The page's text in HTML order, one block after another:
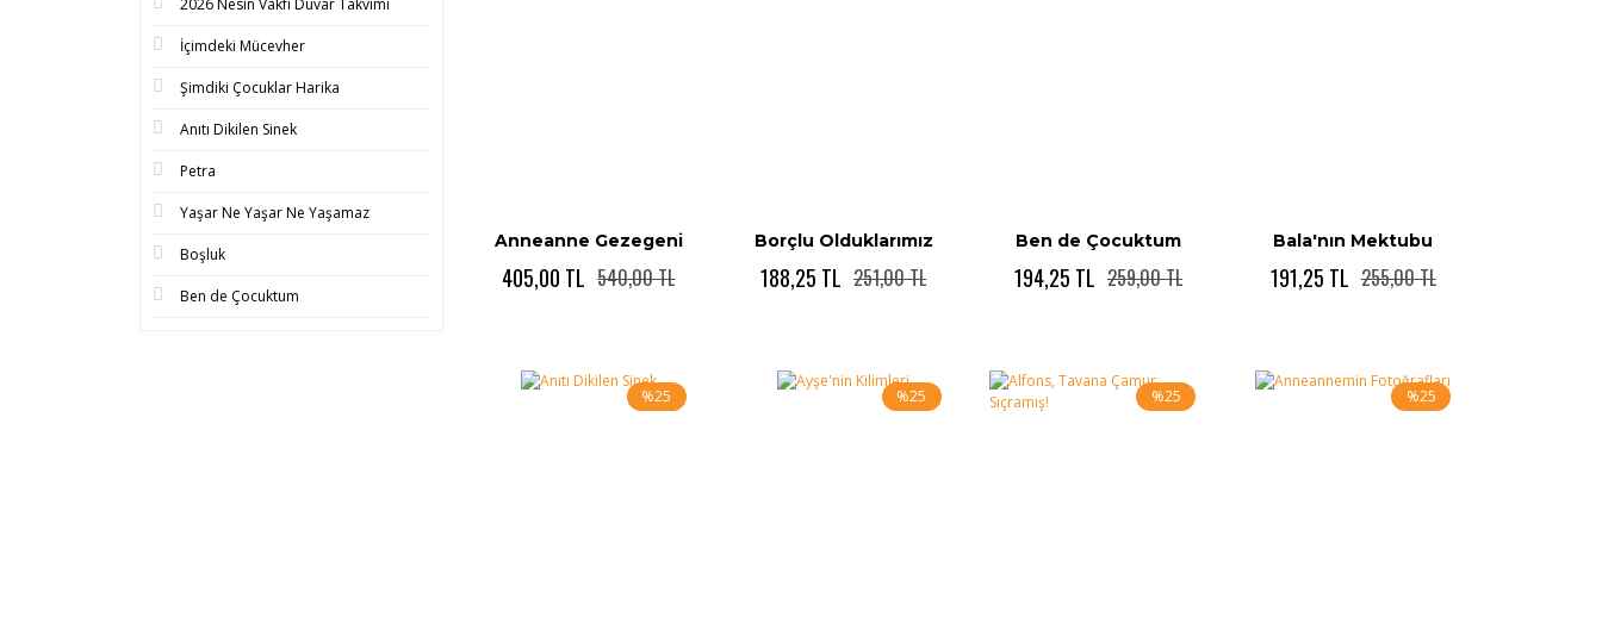
2026 Nesin Vakfı Duvar Takvimi
İçimdeki Mücevher
Şimdiki Çocuklar Harika
Anıtı Dikilen Sinek
Petra
Yaşar Ne Yaşar Ne Yaşamaz
Boşluk
Ben de Çocuktum
Anneanne Gezegeni
405,00 TL 540,00 TL
Borçlu Olduklarımız
188,25 TL 251,00 TL
Ben de Çocuktum
194,25 TL 259,00 TL
Bala'nın Mektubu
191,25 TL 255,00 TL
%25 %25 %25 %25